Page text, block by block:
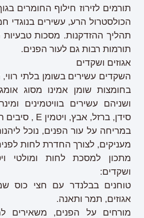
תורמים לזירוז חילוף החומרים
הכולסטרול הרע, עשירים בנוגדי
תהליך ההזדקנות. מסכות טבעיות
תורמות רבות גם לעור הפנים.
אגוזים ושקדים
השקדים עשירים בשומן בלתי רווי,
ושניהם עשירים בוויטמינים
סידן, ברזל, אבץ, ויטמין E , סיבים תזונתיים ועוד.
במריחה על עור הפנים, נוכל
מעניקים, לצורך החדרת לחות
מתכון למסכת לחות ומולטי
ושקדים:
טוחנים בבלנדר עם חצי כוס
אגוזים, תמר ותאנה.